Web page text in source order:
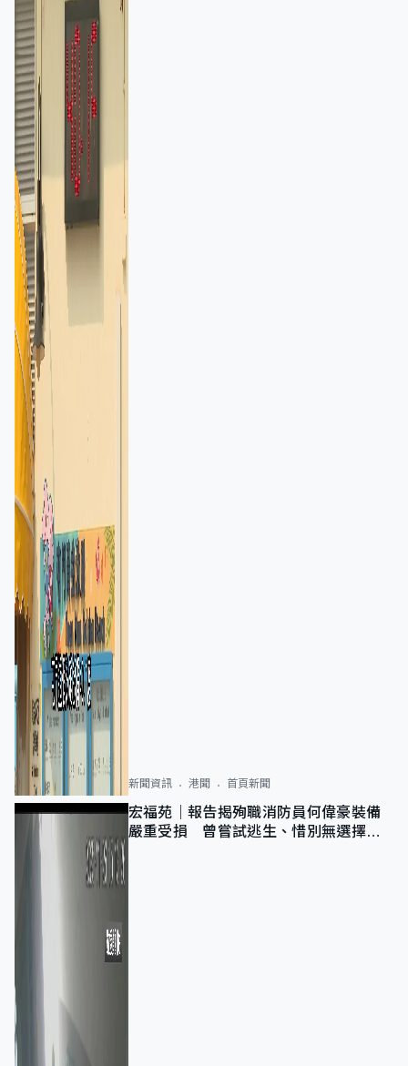
新聞資訊 港聞 首頁新聞
宏福苑｜報告揭殉職消防員何偉豪裝備
嚴重受損 曾嘗試逃生、惜別無選擇下